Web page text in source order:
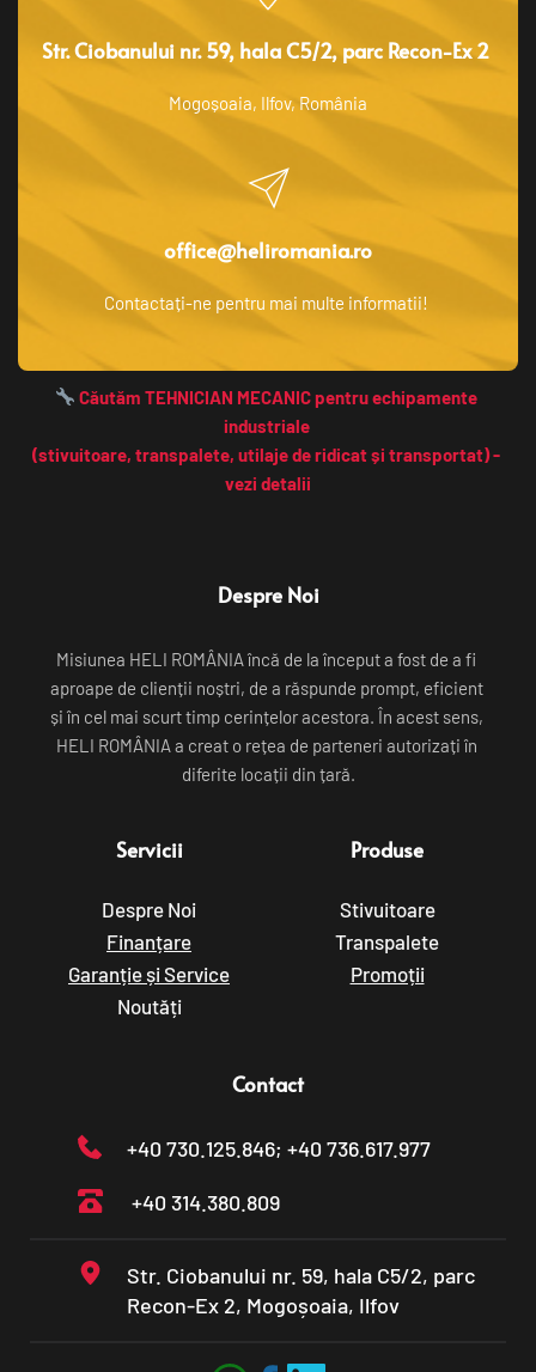
Str. Ciobanului nr. 59, hala C5/2, parc Recon-Ex 2
Mogoșoaia, Ilfov, România
office@heliromania.ro
Contactați-ne pentru mai multe informatii!
Căutăm TEHNICIAN MECANIC pentru echipamente
industriale
(stivuitoare, transpalete, utilaje de ridicat și transportat) -
vezi detalii
Despre Noi
Misiunea HELI ROMÂNIA încă de la început a fost de a fi
aproape de clienții noștri, de a răspunde prompt, eficient
și în cel mai scurt timp cerințelor acestora. În acest sens,
HELI ROMÂNIA a creat o rețea de parteneri autorizați în
diferite locații din țară.
Servicii
Despre Noi
Finanțare
Garanție și Service
Noutăți
Produse
Stivuitoare
Transpalete
Promoții
Contact
+40 730.125.846; +40 736.617.977
+40 314.380.809
Str. Ciobanului nr. 59, hala C5/2, parc
Recon-Ex 2, Mogoșoaia, Ilfov